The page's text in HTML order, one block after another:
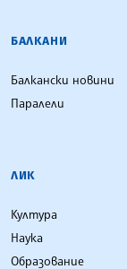
БАЛКАНИ
Балкански новини
Паралели
ЛИК
Култура
Наука
Образование